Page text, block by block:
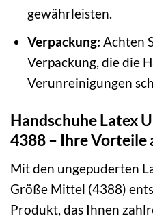
gewährleisten.
Verpackung: Achten
Verpackung, die die
Verunreinigungen
Handschuhe Latex
4388 – Ihre Vorteile
Mit den ungepuderten
Größe Mittel (4388)
Produkt, das Ihnen